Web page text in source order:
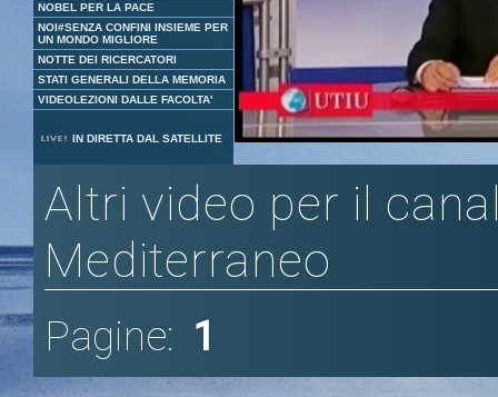
NOBEL PER LA PACE
NOI#SENZA CONFINI INSIEME PER
UN MONDO MIGLIORE
NOTTE DEI RICERCATORI
STATI GENERALI DELLA MEMORIA
VIDEOLEZIONI DALLE FACOLTA'
IN DIRETTA DAL SATELLITE
3.94%
Altri video per il
Mediterraneo
Pagine: 1